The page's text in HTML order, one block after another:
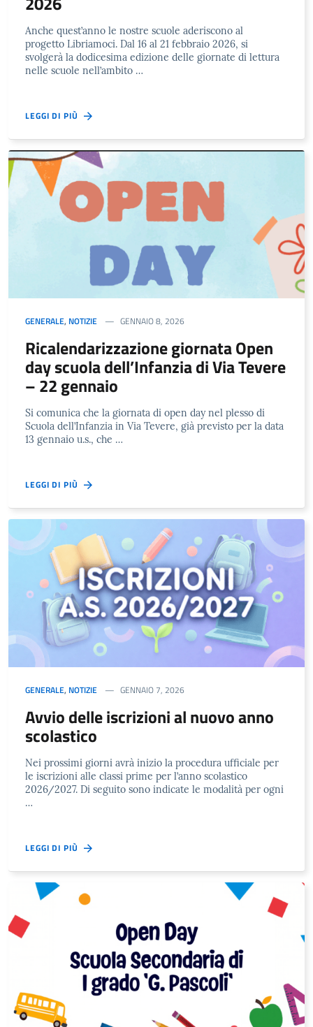
Anche quest’anno le nostre scuole aderiscono al
progetto Libriamoci. Dal 16 al 21 febbraio 2026, si
svolgerà la dodicesima edizione delle giornate di lettura
nelle scuole nell’ambito …
LEGGI DI PIÙ
GENERALE, NOTIZIE GENNAIO 8, 2026
Ricalendarizzazione giornata Open
day scuola dell’Infanzia di Via Tevere
– 22 gennaio
Si comunica che la giornata di open day nel plesso di
Scuola dell’Infanzia in Via Tevere, già previsto per la data
13 gennaio u.s., che …
LEGGI DI PIÙ
GENERALE, NOTIZIE GENNAIO 7, 2026
Avvio delle iscrizioni al nuovo anno
scolastico
Nei prossimi giorni avrà inizio la procedura ufficiale per
le iscrizioni alle classi prime per l’anno scolastico
2026/2027. Di seguito sono indicate le modalità per ogni
…
LEGGI DI PIÙ